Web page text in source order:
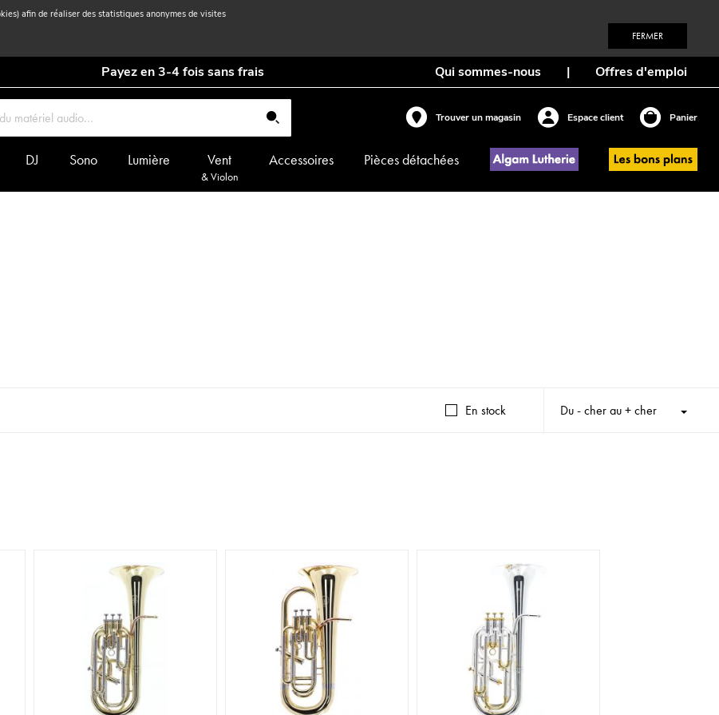
afin de réaliser des statistiques anonymes de visites
FERMER
Payez en 3-4 fois sans frais Qui sommes-nous | Offres d'emploi
Trouver un magasin Espace client Panier
DJ Sono Lumière Vent
& Violon
Accessoires Pièces détachées
Du - cher au + cher
En stock